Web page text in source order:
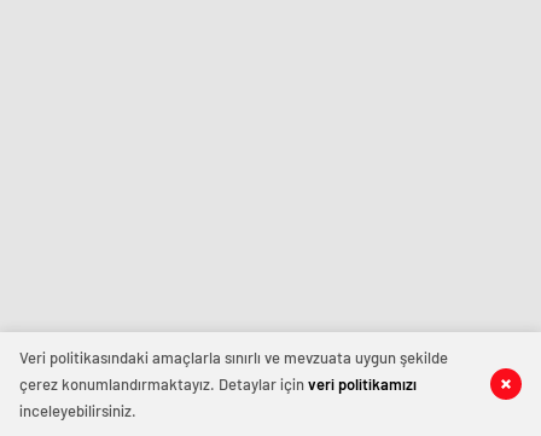
Veri politikasındaki amaçlarla sınırlı ve mevzuata uygun şekilde
çerez konumlandırmaktayız. Detaylar içinveri politikamızı
inceleyebilirsiniz.